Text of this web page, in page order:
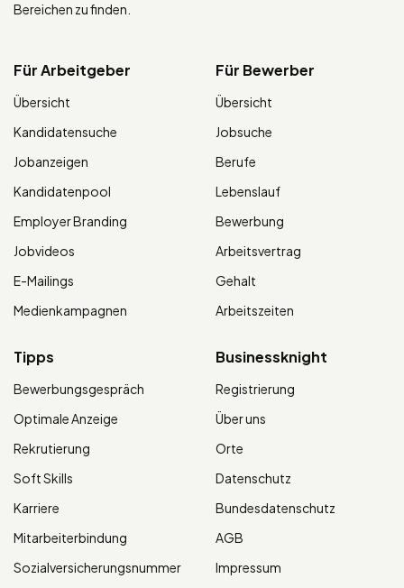
Bereichen zu finden.
Für Arbeitgeber
Übersicht
Kandidatensuche
Jobanzeigen
Kandidatenpool
Employer Branding
Jobvideos
E-Mailings
Medienkampagnen
Für Bewerber
Übersicht
Jobsuche
Berufe
Lebenslauf
Bewerbung
Arbeitsvertrag
Gehalt
Arbeitszeiten
Tipps
Bewerbungsgespräch
Optimale Anzeige
Rekrutierung
Soft Skills
Karriere
Mitarbeiterbindung
Sozialversicherungsnummer
Businessknight
Registrierung
Über uns
Orte
Datenschutz
Bundesdatenschutz
AGB
Impressum